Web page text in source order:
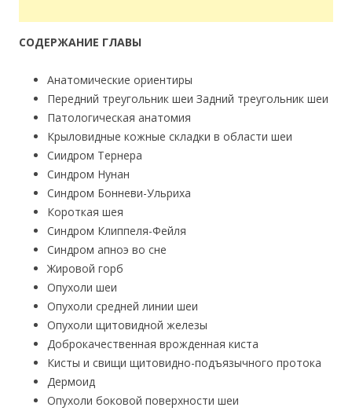
СОДЕРЖАНИЕ ГЛАВЫ
Анатомические ориентиры
Передний треугольник шеи Задний треугольник шеи
Патологическая анатомия
Крыловидные кожные складки в области шеи
Сиидром Тернера
Синдром Нунан
Синдром Бонневи-Ульриха
Короткая шея
Синдром Клиппеля-Фейля
Синдром апноэ во сне
Жировой горб
Опухоли шеи
Опухоли средней линии шеи
Опухоли щитовидной железы
Доброкачественная врожденная киста
Кисты и свищи щитовидно-подъязычного протока
Дермоид
Опухоли боковой поверхности шеи